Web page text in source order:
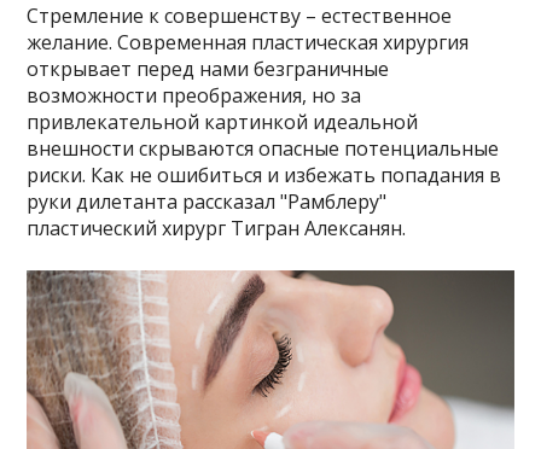
Стремление к совершенству – естественное
желание. Современная пластическая хирургия
открывает перед нами безграничные
возможности преображения, но за
привлекательной картинкой идеальной
внешности скрываются опасные потенциальные
риски. Как не ошибиться и избежать попадания в
руки дилетанта рассказал "Рамблеру"
пластический хирург Тигран Алексанян.